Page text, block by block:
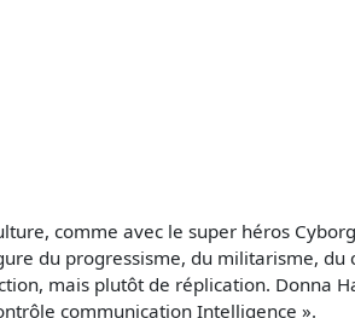
comme avec le super héros
du progressisme, du militarisme, du
mais plutôt de réplication. Donna
communication Intelligence ».